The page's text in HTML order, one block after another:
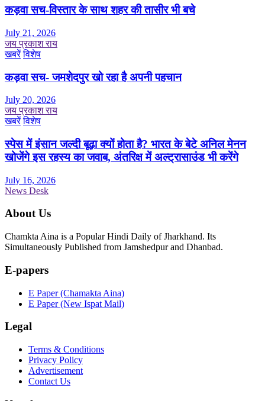
कड़वा सच-विस्तार के साथ शहर की तासीर भी बचे
July 21, 2026
जय प्रकाश राय
खबरें विशेष
कड़वा सच- जमशेदपुर खो रहा है अपनी पहचान
July 20, 2026
जय प्रकाश राय
खबरें विशेष
स्पेस में इंसान जल्दी बूढ़ा क्यों होता है? भारत के बेटे अनिल मेनन
खोजेंगे इस रहस्य का जवाब, अंतरिक्ष में अल्ट्रासाउंड भी करेंगे
July 16, 2026
News Desk
About Us
Chamkta Aina is a Popular Hindi Daily of Jharkhand. Its
Simultaneously Published from Jamshedpur and Dhanbad.
E-papers
E Paper (Chamakta Aina)
E Paper (New Ispat Mail)
Legal
Terms & Conditions
Privacy Policy
Advertisement
Contact Us